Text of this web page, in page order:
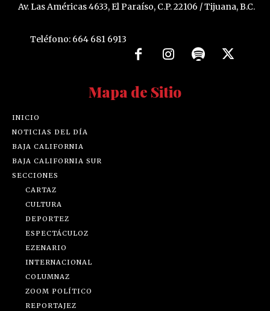
Av. Las Américas 4633, El Paraíso, C.P. 22106 / Tijuana, B.C.
Teléfono: 664 681 6913
Mapa de Sitio
INICIO
NOTICIAS DEL DÍA
BAJA CALIFORNIA
BAJA CALIFORNIA SUR
SECCIONES
CARTAZ
CULTURA
DEPORTEZ
ESPECTÁCULOZ
EZENARIO
INTERNACIONAL
COLUMNAZ
ZOOM POLÍTICO
REPORTAJEZ